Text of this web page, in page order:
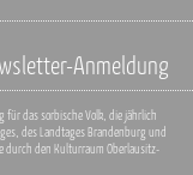
Anmeldung
für das sorbische Volk, die jährlich
des Landtages Brandenburg und
durch den Kulturraum Oberlausitz-